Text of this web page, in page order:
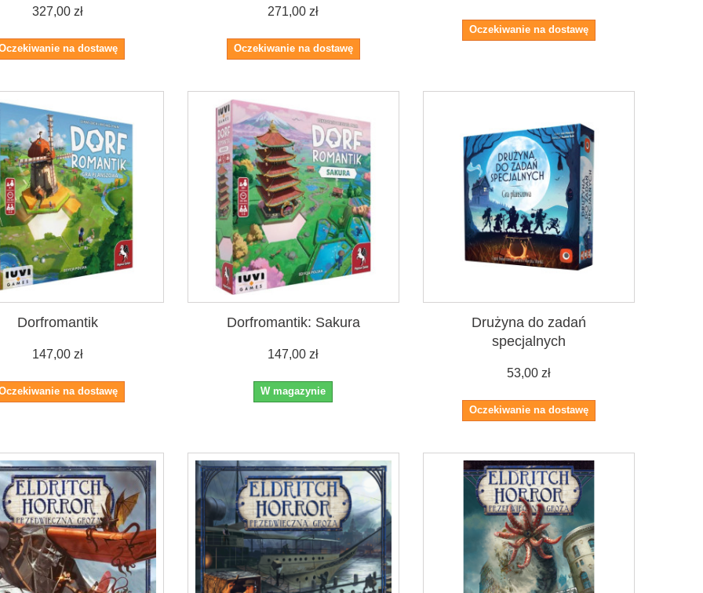
327,00 zł
na dostawę
271,00 zł
Oczekiwanie na dostawę
Oczekiwanie na dostawę
Dorfromantik
147,00 zł
na dostawę
Dorfromantik: Sakura
147,00 zł
W magazynie
Drużyna do zadań
specjalnych
53,00 zł
Oczekiwanie na dostawę